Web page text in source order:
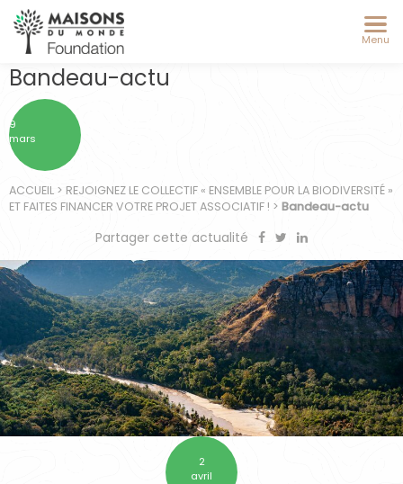
Menu
Bandeau-actu
9
mars
ACCUEIL > REJOIGNEZ LE COLLECTIF « ENSEMBLE POUR LA BIODIVERSITÉ »
ET FAITES FINANCER VOTRE PROJET ASSOCIATIF ! > Bandeau-actu
Partager cette actualité
2
avril